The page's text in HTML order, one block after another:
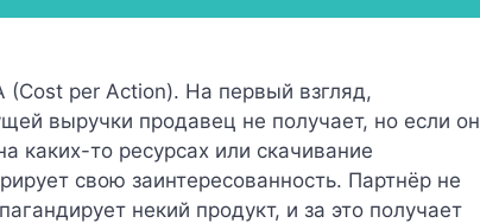
(Cost per Action). На первый взгляд,
выручки продавец не получает, но если он
каких-то ресурсах или скачивание
свою заинтересованность. Партнёр не
некий продукт, и за это получает